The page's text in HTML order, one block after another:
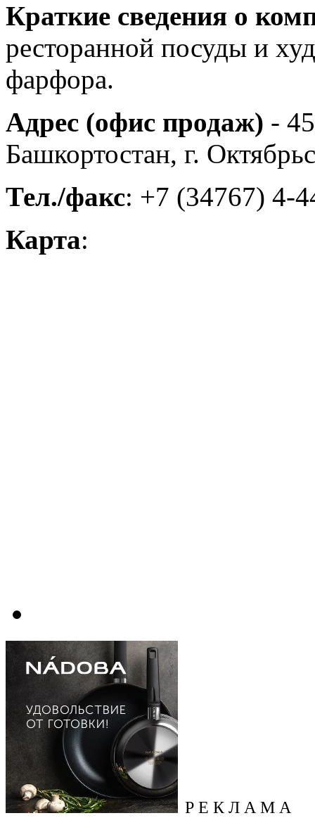
Краткие сведения о
ресторанной посуды и
фарфора.
Адрес (офис продаж) -
Башкортостан, г.
Тел./факс: +7 (34767) 4-
Карта:
Р Е К Л А М А